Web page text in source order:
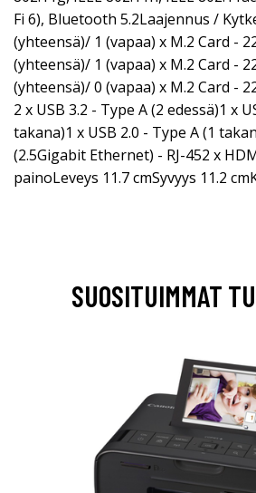
Fi 6), Bluetooth 5.2Laajennus /
(yhteensä)/ 1 (vapaa) x M.2 Card -
(yhteensä)/ 1 (vapaa) x M.2 Card -
(yhteensä)/ 0 (vapaa) x M.2 Card -
2 x USB 3.2 - Type A (2 edessä)1 x
takana)1 x USB 2.0 - Type A (1
(2.5Gigabit Ethernet) - RJ-452 x
painoLeveys 11.7 cmSyvyys 11.2
SUOSITUIMMAT